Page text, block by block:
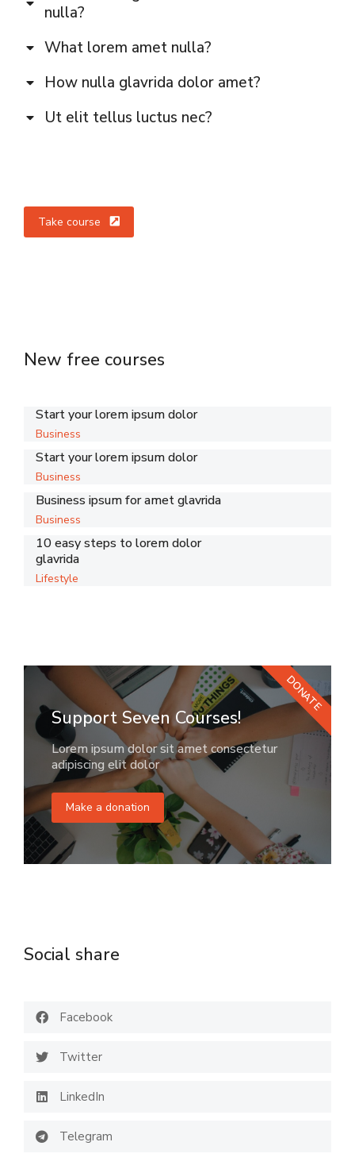
nulla?
What lorem amet nulla?
How nulla glavrida dolor amet?
Ut elit tellus luctus nec?
Take course
New free courses
Start your lorem ipsum dolor
Business
Start your lorem ipsum dolor
Business
Business ipsum for amet glavrida
Business
10 easy steps to lorem dolor
glavrida
Lifestyle
Support Seven Courses!
Lorem ipsum dolor sit amet consectetur
adipiscing elit dolor
Make a donation
DONATE
Social share
Facebook
Twitter
LinkedIn
Telegram